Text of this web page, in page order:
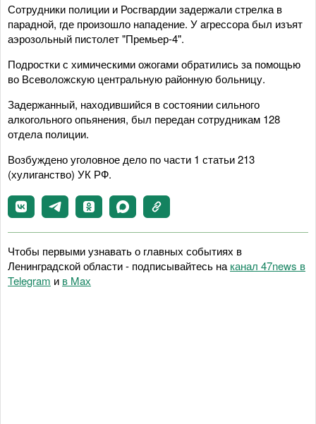
Сотрудники полиции и Росгвардии задержали стрелка в
парадной, где произошло нападение. У агрессора был изъят
аэрозольный пистолет "Премьер-4".
Подростки с химическими ожогами обратились за помощью
во Всеволожскую центральную районную больницу.
Задержанный, находившийся в состоянии сильного
алкогольного опьянения, был передан сотрудникам 128
отдела полиции.
Возбуждено уголовное дело по части 1 статьи 213
(хулиганство) УК РФ.
Чтобы первыми узнавать о главных событиях в
Ленинградской области - подписывайтесь на канал 47news в
Telegram и в Maх